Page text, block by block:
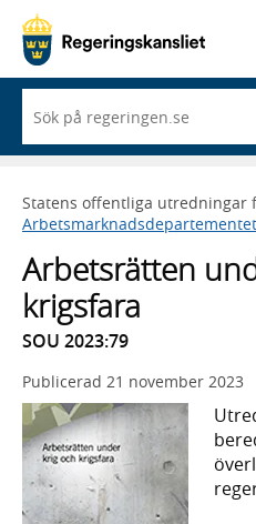
du
börjar
skriva
framträder
en
med
sökförslag
Statens offentliga utredningar
Arbetsmarknadsdepartementet
Arbetsrätten
krigsfara
SOU 2023:79
Publicerad 21 november 2023